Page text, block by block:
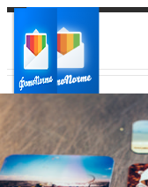
Ваш город: